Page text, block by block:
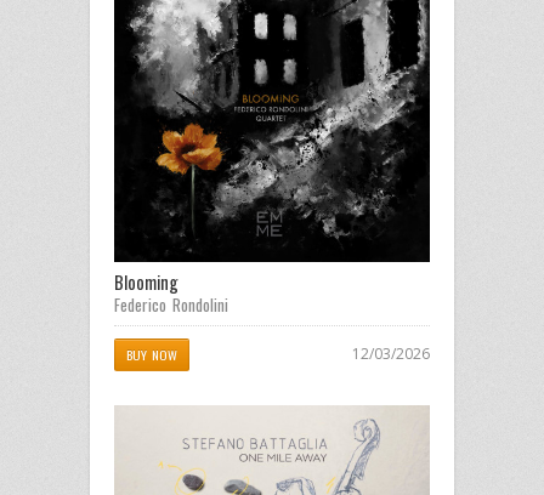
Blooming
Federico Rondolini
BUY NOW 12/03/2026